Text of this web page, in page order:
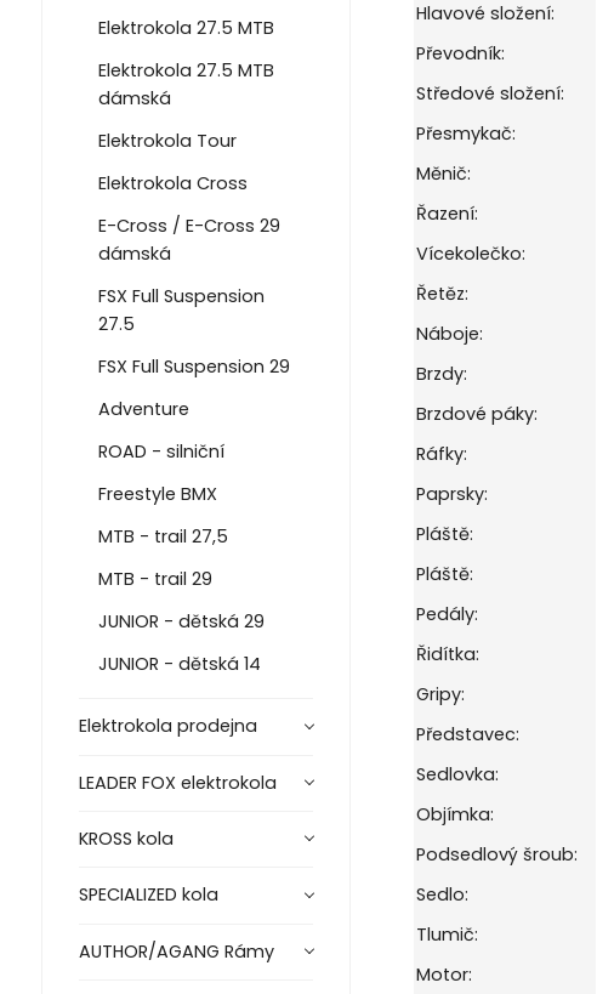
Elektrokola 27.5 MTB
Elektrokola 27.5 MTB
dámská
Elektrokola Tour
Elektrokola Cross
E-Cross / E-Cross 29
dámská
FSX Full Suspension
27.5
FSX Full Suspension 29
Adventure
ROAD - silniční
Freestyle BMX
MTB - trail 27,5
MTB - trail 29
JUNIOR - dětská 29
JUNIOR - dětská 14
Elektrokola prodejna
LEADER FOX elektrokola
KROSS kola
SPECIALIZED kola
AUTHOR/AGANG Rámy
Hlavové složení:
Převodník:
Středové složení:
Přesmykač:
Měnič:
Řazení:
Vícekolečko:
Řetěz:
Náboje:
Brzdy:
Brzdové páky:
Ráfky:
Paprsky:
Pláště:
Pláště:
Pedály:
Řidítka:
Gripy:
Představec:
Sedlovka:
Objímka:
Podsedlový šroub:
Sedlo:
Tlumič:
Motor: